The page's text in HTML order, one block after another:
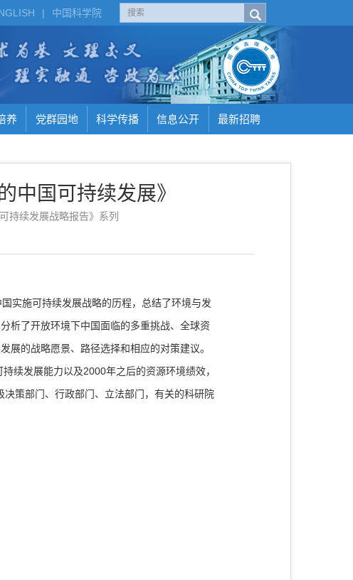
中国科学院
|
养 党群园地 科学传播 信息公开 最新招聘
国可持续发展》
持续发展战略报告》系列
实施可持续发展战略的历程，总结了环境与发
析了开放环境下中国面临的多重挑战、全球资
展的战略愿景、路径选择和相应的对策建议。
续发展能力以及2000年之后的资源环境绩效，
策部门、行政部门、立法部门，有关的科研院